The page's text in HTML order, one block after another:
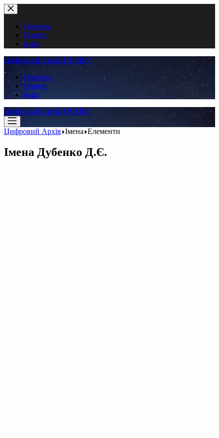
Перейти
до
вмістуГоловна
Пошук
Інфо
Цифровий Архів ННМБУ
Головна
Пошук
Інфо
Цифровий Архів ННМБУ
Цифровий Архів Імена Елементи
Імена Дубенко Д.Є.